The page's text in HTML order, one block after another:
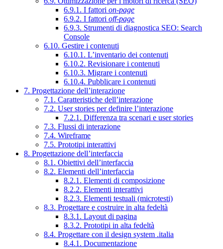
6.9.1. I fattori on-page
6.9.2. I fattori off-page
6.9.3. Strumenti di diagnostica SEO: Search
Console
6.10. Gestire i contenuti
6.10.1. L’inventario dei contenuti
6.10.2. Revisionare i contenuti
6.10.3. Migrare i contenuti
6.10.4. Pubblicare i contenuti
7. Progettazione dell’interazione
7.1. Caratteristiche dell’interazione
7.2. User stories per definire l’interazione
7.2.1. Differenza tra scenari e user stories
7.3. Flussi di interazione
7.4. Wireframe
7.5. Prototipi interattivi
8. Progettazione dell’interfaccia
8.1. Obiettivi dell’interfaccia
8.2. Elementi dell’interfaccia
8.2.1. Elementi di composizione
8.2.2. Elementi interattivi
8.2.3. Elementi testuali (microtesti)
8.3. Progettare e costruire in alta fedeltà
8.3.1. Layout di pagina
8.3.2. Prototipi in alta fedeltà
8.4. Progettare con il design system .italia
8.4.1. Documentazione